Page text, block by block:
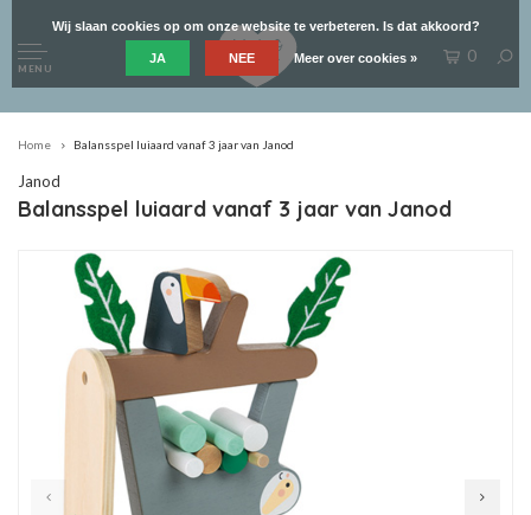
MENU
0
Home Balansspel luiaard vanaf 3 jaar van Janod
Janod
Balansspel luiaard vanaf 3 jaar van Janod
Wij slaan cookies op om onze website te verbeteren. Is dat akkoord?
JA NEE Meer over cookies »